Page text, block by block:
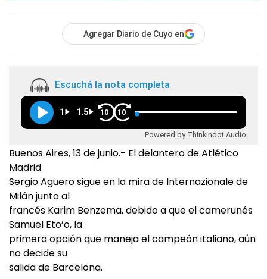
Agregar Diario de Cuyo en
Escuchá la nota completa
1 1.5 10 10
Powered by Thinkindot Audio
Buenos Aires, 13 de junio.- El delantero de Atlético
Madrid
Sergio Agüero sigue en la mira de Internazionale de
Milán junto al
francés Karim Benzema, debido a que el camerunés
Samuel Eto’o, la
primera opción que maneja el campeón italiano, aún
no decide su
salida de Barcelona.